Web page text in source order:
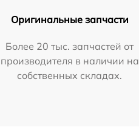
Оригинальные запчасти
Более 20 тыс. запчастей от
производителя в наличии на
собственных складах.